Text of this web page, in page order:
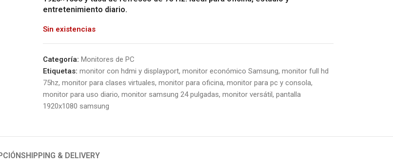
entretenimiento diario.
Sin existencias
Categoría: Monitores de PC
Etiquetas: monitor con hdmi y displayport, monitor económico Samsung, monitor full hd
75hz, monitor para clases virtuales, monitor para oficina, monitor para pc y consola,
monitor para uso diario, monitor samsung 24 pulgadas, monitor versátil, pantalla
1920x1080 samsung
SHIPPING & DELIVERY